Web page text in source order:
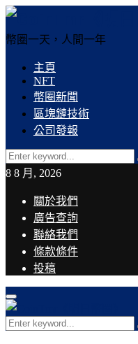
幣圈一天，人間一年
主頁
NFT
幣圈新聞
區塊鏈技術
公司發報
Search
for:
8 8 月, 2026
關於我們
廣告查詢
聯絡我們
條款條件
投稿
Facebook
Twitter
Instagram
Linkedin
Youtube
Email
Rss
Telegram
Primary
Menu
Search
for: